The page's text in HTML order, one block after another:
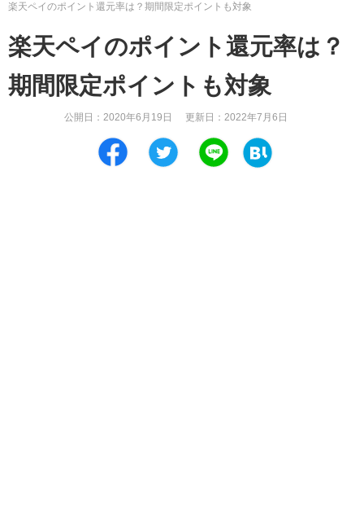
楽天ペイのポイント還元率は？期間限定ポイントも対象
楽天ペイのポイント還元率は？
期間限定ポイントも対象
公開日： 2020年6月19日 更新日： 2022年7月6日